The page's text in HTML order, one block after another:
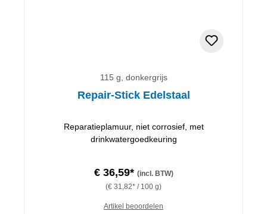
115 g, donkergrijs
Repair-Stick Edelstaal
Reparatieplamuur, niet corrosief, met
drinkwatergoedkeuring
€ 36,59* (incl. BTW)
(€ 31,82* / 100 g)
Artikel beoordelen